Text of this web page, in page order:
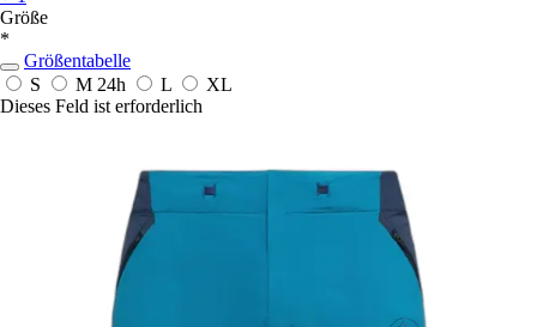
Größe
*
Größentabelle
S
M 24h L
XL
Dieses Feld ist erforderlich